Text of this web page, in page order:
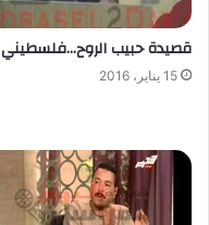
قصيدة حبيب الروح…فلسطيني
15 يناير، 2016